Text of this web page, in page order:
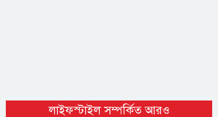
লাইফস্টাইল সম্পর্কিত আরও